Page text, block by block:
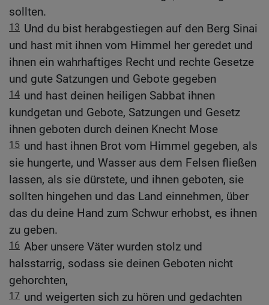
sollten.
13 Und du bist herabgestiegen auf den Berg Sinai
und hast mit ihnen vom Himmel her geredet und
ihnen ein wahrhaftiges Recht und rechte Gesetze
und gute Satzungen und Gebote gegeben
14 und hast deinen heiligen Sabbat ihnen
kundgetan und Gebote, Satzungen und Gesetz
ihnen geboten durch deinen Knecht Mose
15 und hast ihnen Brot vom Himmel gegeben, als
sie hungerte, und Wasser aus dem Felsen fließen
lassen, als sie dürstete, und ihnen geboten, sie
sollten hingehen und das Land einnehmen, über
das du deine Hand zum Schwur erhobst, es ihnen
zu geben.
16 Aber unsere Väter wurden stolz und
halsstarrig, sodass sie deinen Geboten nicht
gehorchten,
17 und weigerten sich zu hören und gedachten